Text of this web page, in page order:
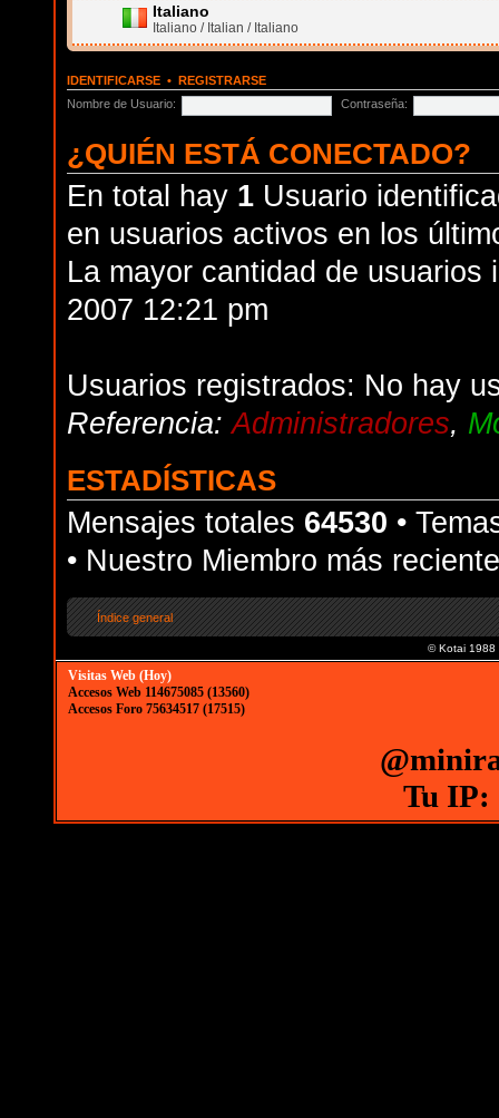
Italiano
Italiano / Italian / Italiano
IDENTIFICARSE • REGISTRARSE
Nombre de Usuario:
Contraseña:
¿QUIÉN ESTÁ CONECTADO?
En total hay 1 Usuario
en usuarios activos en los
La mayor cantidad de
2007 12:21 pm
Usuarios registrados: No hay
Referencia:Administradores,
ESTADÍSTICAS
Mensajes totales 64530 •
• Nuestro Miembro más
Índice general
© Kotai 1988
Visitas Web (Hoy)
Accesos Web 114675085 (13560)
Accesos Foro 75634517 (17515)
Tu IP: